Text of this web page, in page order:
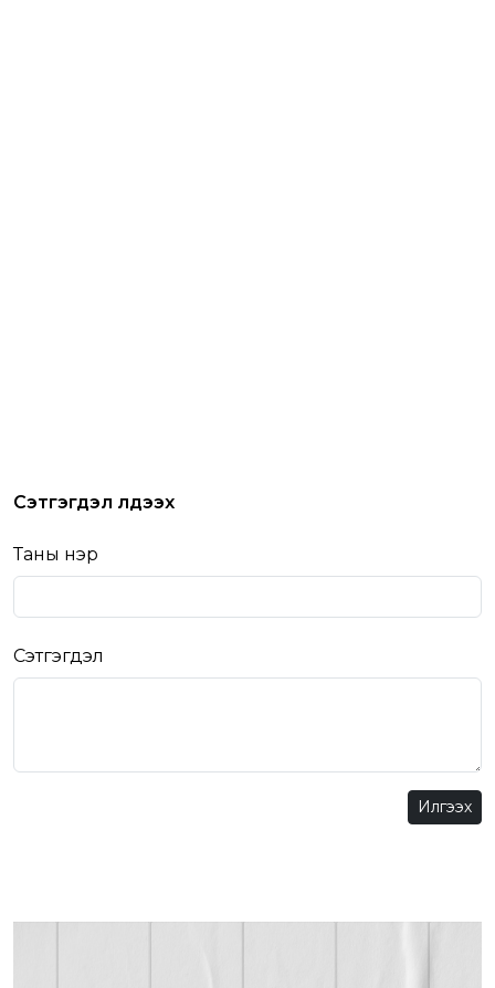
Сэтгэгдэл үлдээх
Таны нэр
Сэтгэгдэл
Илгээх